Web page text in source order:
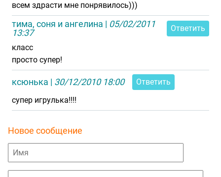
всем здрасти мне понрявилось)))
тима, соня и ангелина | 05/02/2011
13:37
Ответить
класс
просто супер!
ксюнька | 30/12/2010 18:00
Ответить
супер игрулька!!!!
Новое сообщение